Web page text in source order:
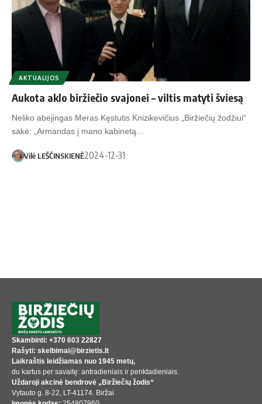
AKTUALIJOS
Aukota aklo biržiečio svajonei – viltis matyti šviesą
Neliko abejingas Meras Kęstutis Knizikevičius „Biržiečių žodžiui“
sakė: „Armandas į mano kabinetą…
Vilė LEŠČINSKIENĖ2024-12-31
Skambinti: +370 603 22827
Rašyti: skelbimai@birzietis.lt
Laikraštis leidžiamas nuo 1945 metų,
du kartus per savaitę: antradieniais ir penktadieniais.
Uždaroji akcinė bendrovė „Biržiečių žodis“
Vytauto g. 8-22, LT-41174. Biržai